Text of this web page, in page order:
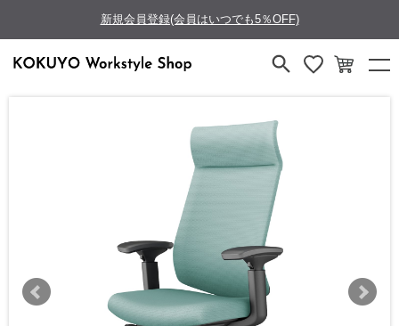
新規会員登録(会員はいつでも5％OFF)